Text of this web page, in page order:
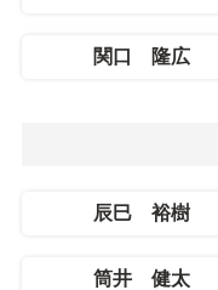
関口 隆広
辰巳 裕樹
筒井 健太